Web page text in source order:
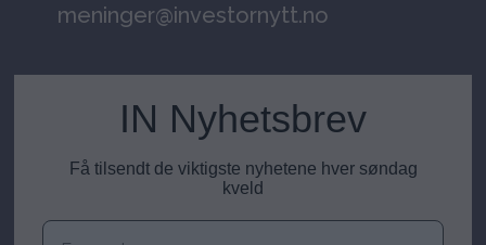
meninger@investornytt.no
IN Nyhetsbrev
Få tilsendt de viktigste nyhetene hver søndag
kveld
E-post